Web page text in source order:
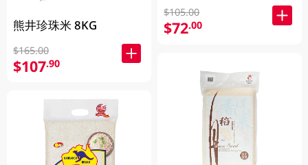
熊井珍珠米 8KG
$165.00
$107.90
$105.00
$72.00